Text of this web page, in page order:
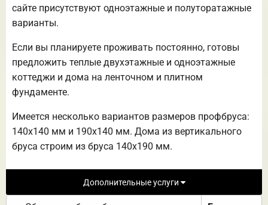
сайте присутствуют одноэтажные и полуторатажные
варианты.
Если вы планируете проживать постоянно, готовы
предложить теплые двухэтажные и одноэтажные
коттеджи и дома на ленточном и плитном
фундаменте.
Имеется несколько вариантов размеров профбруса:
140х140 мм и 190х140 мм. Дома из вертикального
бруса строим из бруса 140х190 мм.
Дополнительные услуги